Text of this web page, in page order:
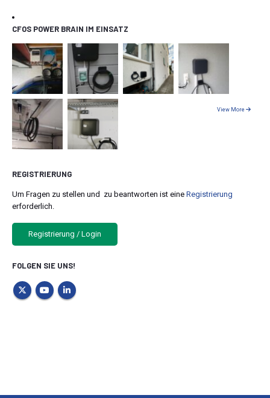
CFOS POWER BRAIN IM EINSATZ
View More
REGISTRIERUNG
Um Fragen zu stellen und zu beantworten ist eine Registrierung
erforderlich.
Registrierung / Login
FOLGEN SIE UNS!